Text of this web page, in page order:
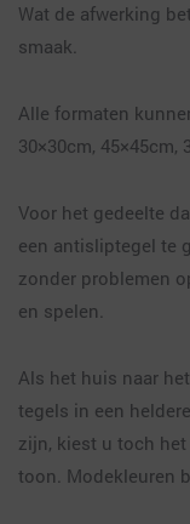
Wat de afwerking
smaak.
Alle formaten
30×30cm, 45×45cm,
Voor het gedeelte
een antisliptegel te
zonder problemen
en spelen.
Als het huis naar
tegels in een
zijn, kiest u toch
toon. Modekleuren